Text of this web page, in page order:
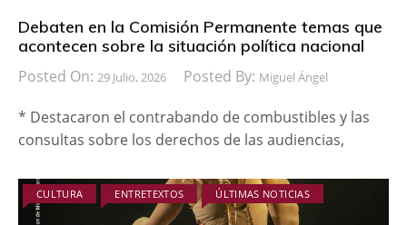
Debaten en la Comisión Permanente temas que
acontecen sobre la situación política nacional
Posted On: 29 Julio, 2026 Posted By: Miguel Ángel
* Destacaron el contrabando de combustibles y las
consultas sobre los derechos de las audiencias,
CULTURA ENTRETEXTOS ÚLTIMAS NOTICIAS